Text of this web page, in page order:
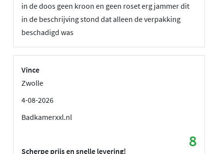
in de doos geen kroon en geen roset erg jammer dit
in de beschrijving stond dat alleen de verpakking
beschadigd was
Vince
Zwolle
4-08-2026
Badkamerxxl.nl
8
Scherpe prijs en snelle levering!